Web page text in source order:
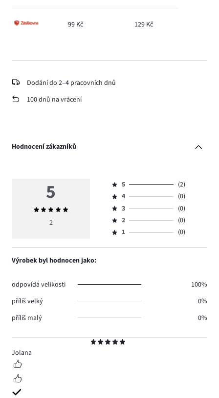
99 Kč 129 Kč
Dodání do 2–4 pracovních dnů
100 dnů na vrácení
Hodnocení zákazníků
5
Jolana
5
Průměrné
hodnocení
2
Hodnocení
5,
počet
hlasů
2.
5
(2)
Hodnocení
4,
počet
hlasů
4
(0)
Hodnocení
3,
počet
3
(0)
Hodnocení
2,
2
(0)
Hodnocení
1,
1 (0)
Výrobek byl hodnocen jako:
odpovídá velikosti
100%
příliš velký
0%
příliš malý
0%